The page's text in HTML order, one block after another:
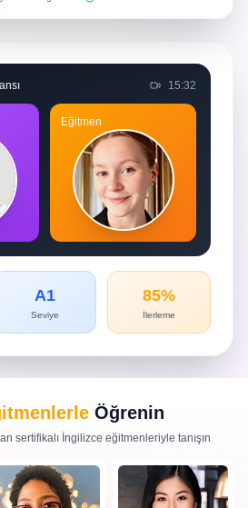
15:32
Eğitmen
A1
Seviye
85%
İlerleme
Öğrenin
sertifikalı İngilizce eğitmenleriyle tanışın